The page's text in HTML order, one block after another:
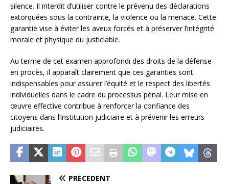
silence. Il interdit d’utiliser contre le prévenu des déclarations
extorquées sous la contrainte, la violence ou la menace. Cette
garantie vise à éviter les aveux forcés et à préserver l’intégrité
morale et physique du justiciable.
Au terme de cet examen approfondi des droits de la défense
en procès, il apparaît clairement que ces garanties sont
indispensables pour assurer l’équité et le respect des libertés
individuelles dans le cadre du processus pénal. Leur mise en
œuvre effective contribue à renforcer la confiance des
citoyens dans l’institution judiciaire et à prévenir les erreurs
judiciaires.
PRÉCÉDENT